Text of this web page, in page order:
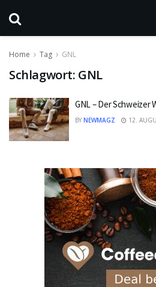
Home Tag GNL
Schlagwort: GNL
GNL – Der Schweizer
BY NEWMAGZ 12.